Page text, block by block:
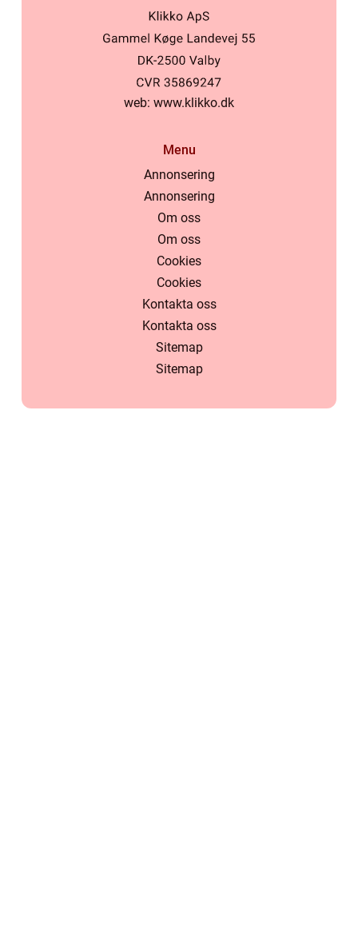
web: www.klikko.dk
Menu
Annonsering
Annonsering
Om oss
Om oss
Cookies
Cookies
Kontakta oss
Kontakta oss
Sitemap
Sitemap